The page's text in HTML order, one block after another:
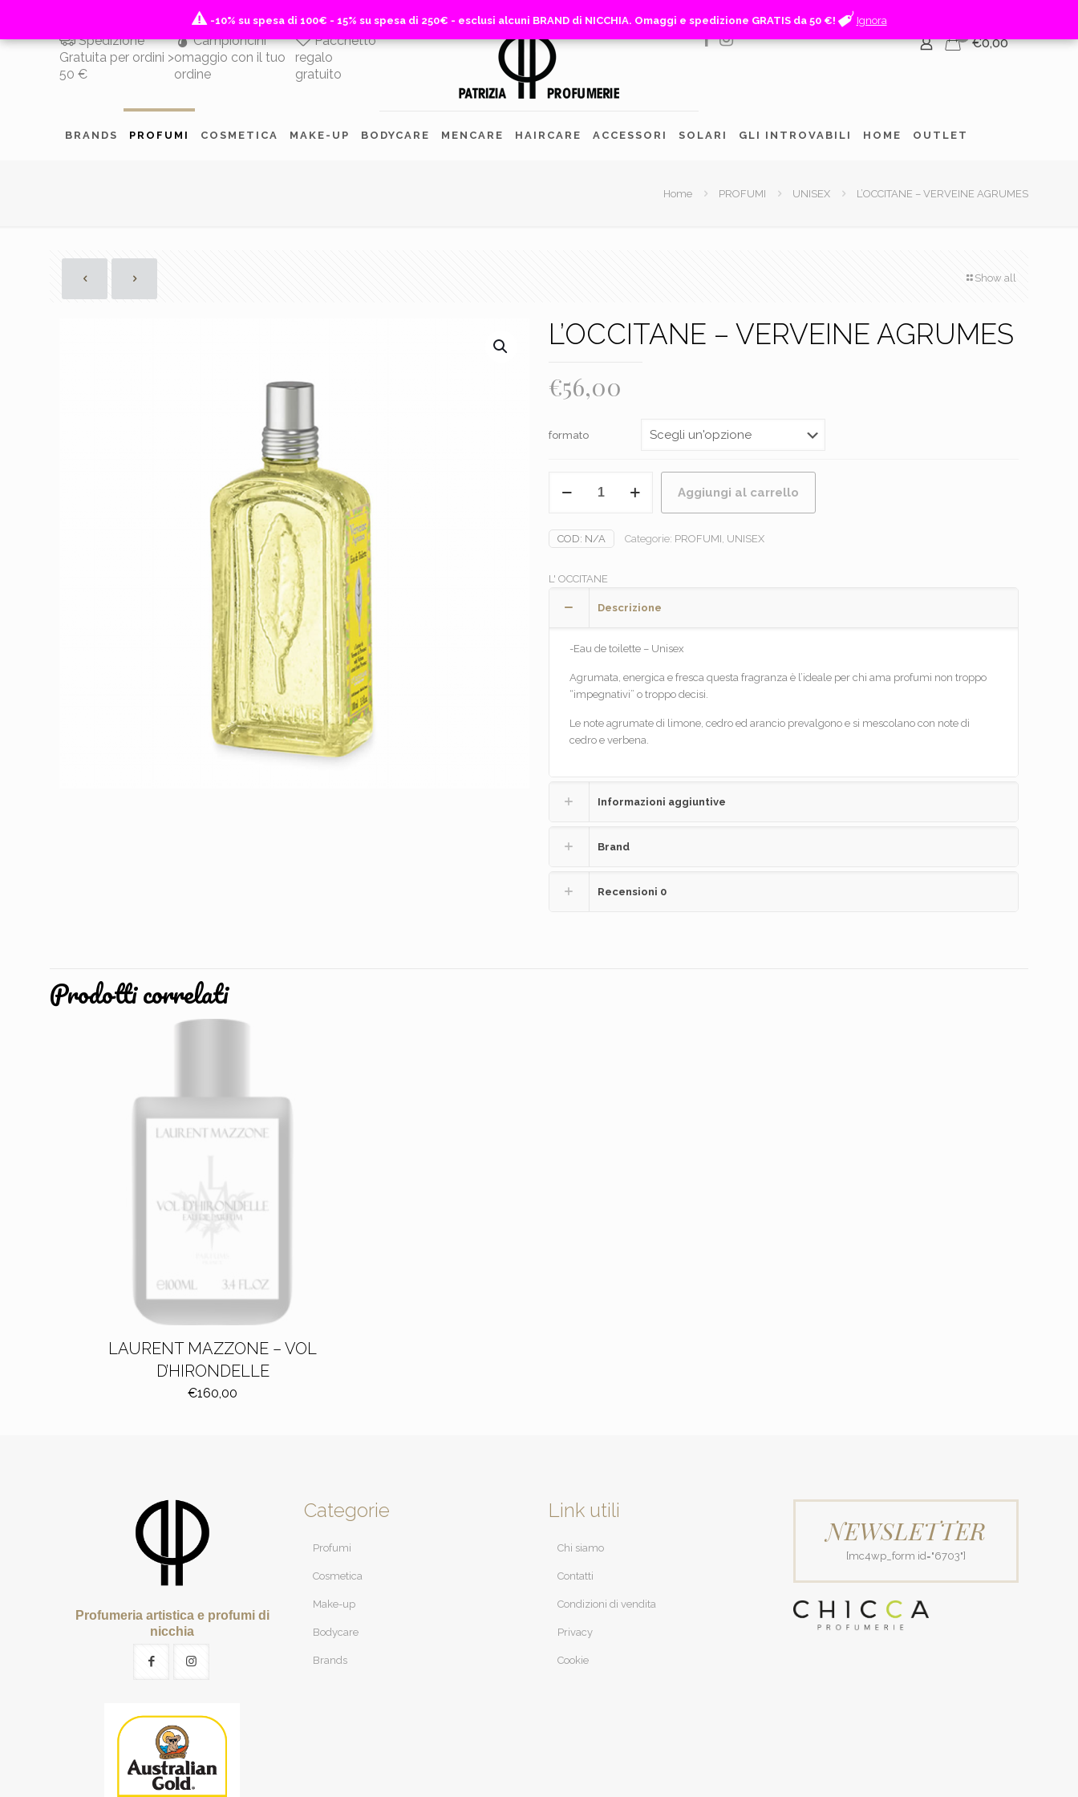
Spedizione
Gratuita per ordini >
50 €
Campioncini
omaggio con il tuo
ordine
Pacchetto
regalo
gratuito
BRANDS PROFUMI COSMETICA MAKE-UP BODYCARE MENCARE HAIRCARE ACCESSORI SOLARI GLI INTROVABILI HOME OUTLET
€0,00
Home PROFUMI UNISEX L’OCCITANE – VERVEINE AGRUMES
Show all
L’OCCITANE – VERVEINE AGRUMES
€56,00
formato
AGRUMES
quantità
Aggiungi al carrello
COD: N/A Categorie: PROFUMI, UNISEX
L' OCCITANE
Descrizione
-Eau de toilette – Unisex
Agrumata, energica e fresca questa fragranza è l’ideale per chi ama profumi non troppo
“impegnativi” o troppo decisi.
Le note agrumate di limone, cedro ed arancio prevalgono e si mescolano con note di
cedro e verbena.
Informazioni aggiuntive
Brand
Recensioni 0
Prodotti correlati
LAURENT MAZZONE – VOL
D’HIRONDELLE
€160,00
Profumeria artistica e profumi di
nicchia
Categorie
Profumi
Cosmetica
Make-up
Bodycare
Brands
Link utili
Chi siamo
Contatti
Condizioni di vendita
Privacy
Cookie
NEWSLETTER
[mc4wp_form id="6703"]
-10% su spesa di 100€ - 15% su spesa di 250€ - esclusi alcuni BRAND di NICCHIA. Omaggi e spedizione GRATIS da 50 €! Ignora
-10% su spesa di 100€ - 15% su spesa di 250€ - esclusi alcuni BRAND di NICCHIA. Omaggi e spedizione GRATIS da 50 €! Ignora